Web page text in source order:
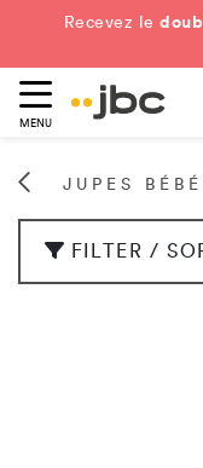
Recevez le
MENU
JUPES
FILTER /